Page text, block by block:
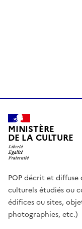
MINISTÈRE
DE LA CULTURE
POP décrit et
culturels étudiés ou
édifices ou sites,
photographies, etc.)